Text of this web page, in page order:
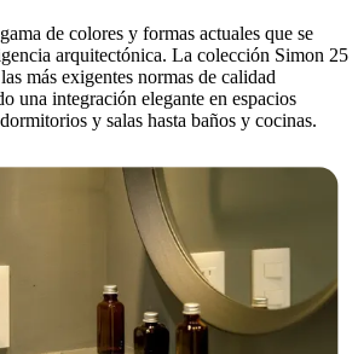
de colores y formas actuales que se
arquitectónica. La colección Simon 25
más exigentes normas de calidad
una integración elegante en espacios
y salas hasta baños y cocinas.